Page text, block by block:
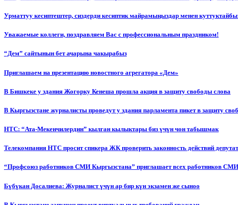
Урматтуу кесиптештер, сиздерди кесиптик майрамыңыздар менен
Уважаемые коллеги, поздравляем Вас с профессиональным праздником!
“Дем” сайтынын бет ачарына чакырабыз
Приглашаем на презентацию новостного агрегатора «Дем»
В Бишкеке у здания Жогорку Кенеша прошла акция в защиту свободы слова
В Кыргызстане журналисты проведут у здания парламента пикет в защиту
НТС: “Ата-Мекенчилердин” кылган кылыктары биз үчүн чон табышмак
Телекомпания НТС просит спикера ЖК проверить законность действий
“Профсоюз работников СМИ Кыргызстана” приглашает всех работников
Бүбүкан Досалиева: Журналист үчүн ар бир күн экзамен же сыноо